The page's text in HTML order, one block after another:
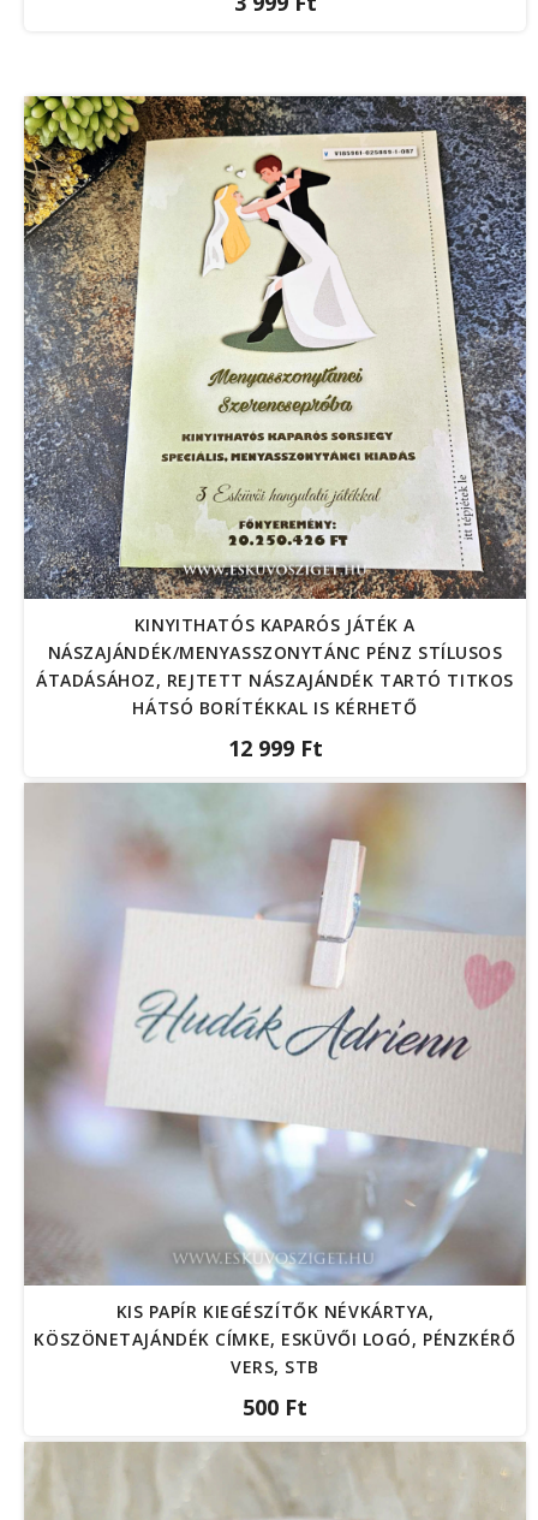
KINYITHATÓS KAPARÓS JÁTÉK A
NÁSZAJÁNDÉK/MENYASSZONYTÁNC PÉNZ STÍLUSOS
ÁTADÁSÁHOZ, REJTETT NÁSZAJÁNDÉK TARTÓ TITKOS
HÁTSÓ BORÍTÉKKAL IS KÉRHETŐ
12 999 Ft
KIS PAPÍR KIEGÉSZÍTŐK NÉVKÁRTYA,
KÖSZÖNETAJÁNDÉK CÍMKE, ESKÜVŐI LOGÓ, PÉNZKÉRŐ
VERS, STB
500 Ft